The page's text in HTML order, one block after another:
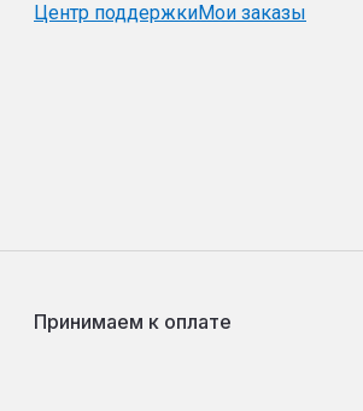
Центр поддержкиМои заказы
Принимаем к оплате